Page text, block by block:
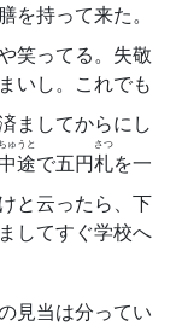
持って来た。
笑ってる。失敬
いし。これでも
ましてからにし
途
ちゅうと
で五円札
さつ
を一
と云ったら、下
してすぐ学校へ
見当は分ってい